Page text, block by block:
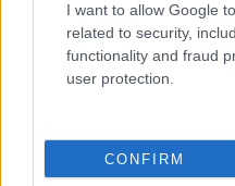
I want to allow Google
related to security,
functionality and fraud
user protection.
CONFIRM
szerencse hetében,
tudják majd, mire